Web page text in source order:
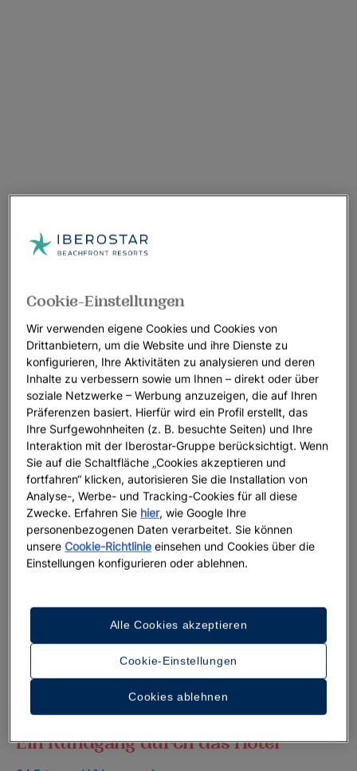
Ein Rundgang durch das Hotel
Cookie-Einstellungen
Wir verwenden eigene Cookies und Cookies von
Drittanbietern, um die Website und ihre Dienste zu
konfigurieren, Ihre Aktivitäten zu analysieren und deren
Inhalte zu verbessern sowie um Ihnen – direkt oder über
soziale Netzwerke – Werbung anzuzeigen, die auf Ihren
Präferenzen basiert. Hierfür wird ein Profil erstellt, das
Ihre Surfgewohnheiten (z. B. besuchte Seiten) und Ihre
Interaktion mit der Iberostar-Gruppe berücksichtigt. Wenn
Sie auf die Schaltfläche „Cookies akzeptieren und
fortfahren“ klicken, autorisieren Sie die Installation von
Analyse-, Werbe- und Tracking-Cookies für all diese
Zwecke. Erfahren Sie hier, wie Google Ihre
personenbezogenen Daten verarbeitet. Sie können
unsereCookie-Richtlinie einsehen und Cookies über die
Einstellungen konfigurieren oder ablehnen.
Cookie-Einstellungen
Cookies ablehnen
Alle Cookies akzeptieren